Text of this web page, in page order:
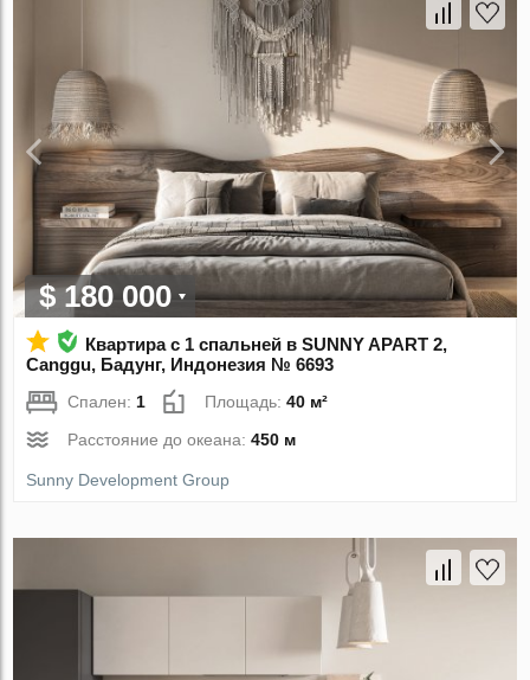
$ 180 000
Квартира с 1 спальней в SUNNY APART 2,
Canggu, Бадунг, Индонезия № 6693
Спален:1 Площадь:40 м²
Расстояние до океана:450 м
Sunny Development Group